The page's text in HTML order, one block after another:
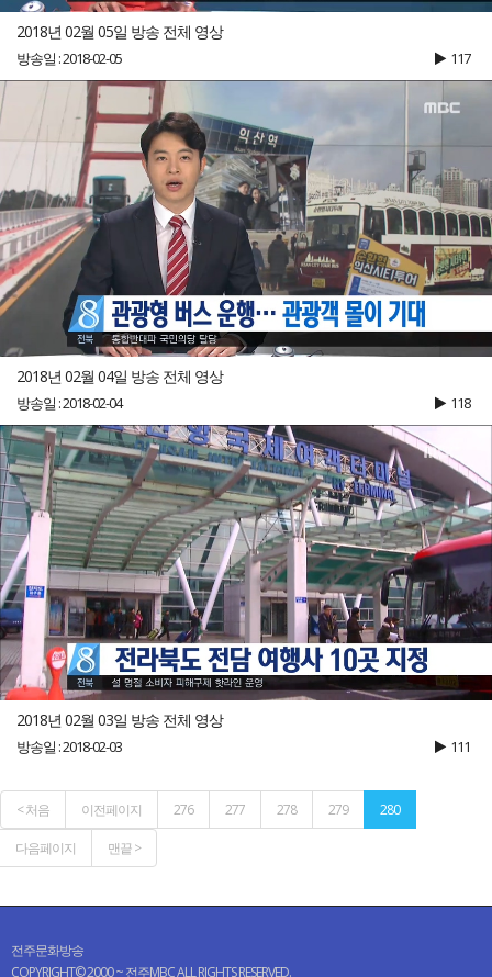
2018년 02월 05일 방송 전체 영상
방송일 : 2018-02-05 117
2018년 02월 04일 방송 전체 영상
방송일 : 2018-02-04 118
2018년 02월 03일 방송 전체 영상
방송일 : 2018-02-03 111
< 처음 이전페이지 276 277 278 279 280
다음페이지 맨끝 >
전주문화방송
COPYRIGHT© 2000 ~ 전주MBC ALL RIGHTS RESERVED.